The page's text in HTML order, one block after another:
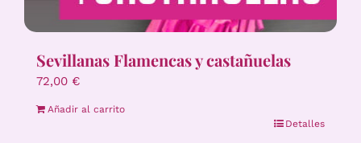
Sevillanas Flamencas y castañuelas
72,00 €
Añadir al carrito
Detalles